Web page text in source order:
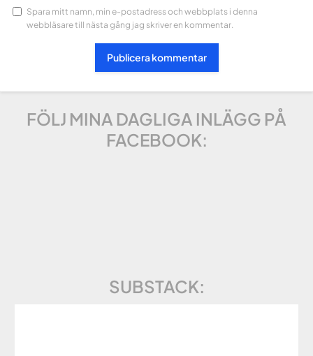
Spara mitt namn, min e-postadress och webbplats i denna
webbläsare till nästa gång jag skriver en kommentar.
FÖLJ MINA DAGLIGA INLÄGG PÅ
FACEBOOK:
SUBSTACK: